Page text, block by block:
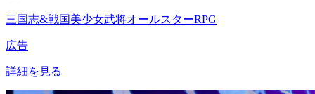
三国志&戦国美少女武将オールスターRPG
広告
詳細を見る